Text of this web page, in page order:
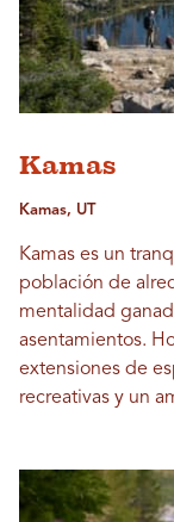
Kamas
Kamas, UT
Kamas es un
población de
mentalidad
asentamientos.
extensiones de
recreativas y un